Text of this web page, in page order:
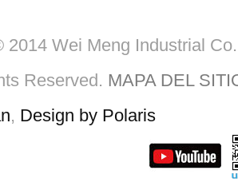
2014 Wei Meng Industrial
Reserved. MAPA DEL
, Design by Polaris